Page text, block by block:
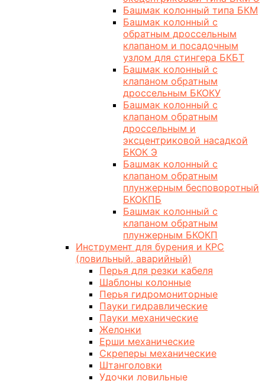
Башмак колонный типа БКМ
Башмак колонный с
обратным дроссельным
клапаном и посадочным
узлом для стингера БКБТ
Башмак колонный с
клапаном обратным
дроссельным БКОКУ
Башмак колонный с
клапаном обратным
дроссельным и
эксцентриковой насадкой
БКОК Э
Башмак колонный с
клапаном обратным
плунжерным бесповоротный
БКОКПБ
Башмак колонный с
клапаном обратным
плунжерным БКОКП
Инструмент для бурения и КРС
(ловильный, аварийный)
Перья для резки кабеля
Шаблоны колонные
Перья гидромониторные
Пауки гидравлические
Пауки механические
Желонки
Ерши механические
Скреперы механические
Штанголовки
Удочки ловильные